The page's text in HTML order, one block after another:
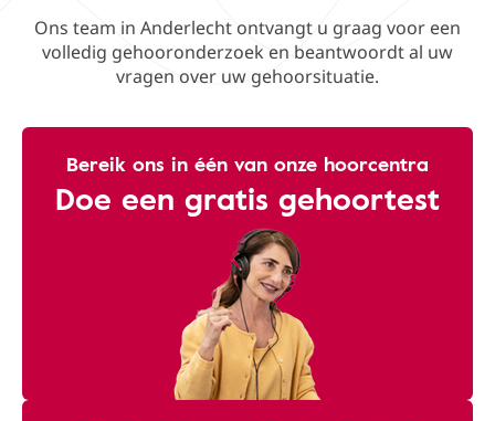
Ons team in Anderlecht ontvangt u graag voor een
volledig gehooronderzoek en beantwoordt al uw
vragen over uw gehoorsituatie.
Bereik ons ​​in één van onze hoorcentra
Doe een gratis gehoortest